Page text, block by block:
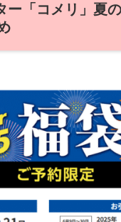
ー「コメリ」夏